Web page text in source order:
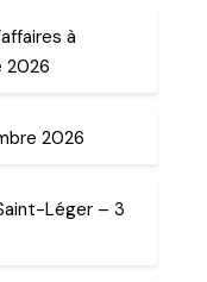
à
2026
2026
Léger – 3